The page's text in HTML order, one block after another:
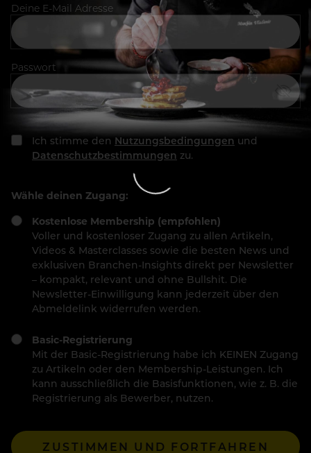
Deine E-Mail Adresse
Passwort
Ich stimme den Nutzungsbedingungen und
Datenschutzbestimmungen zu.
Wähle deinen Zugang:
Kostenlose Membership (empfohlen)
Voller und kostenloser Zugang zu allen Artikeln,
Videos & Masterclasses sowie die besten News und
exklusiven Branchen-Insights direkt per Newsletter
– kompakt, relevant und ohne Bullshit. Die
Newsletter-Einwilligung kann jederzeit über den
Abmeldelink widerrufen werden.
Basic-Registrierung
Mit der Basic-Registrierung habe ich KEINEN Zugang
zu Artikeln oder den Membership-Leistungen. Ich
kann ausschließlich die Basisfunktionen, wie z. B. die
Registrierung als Bewerber, nutzen.
ZUSTIMMEN UND FORTFAHREN